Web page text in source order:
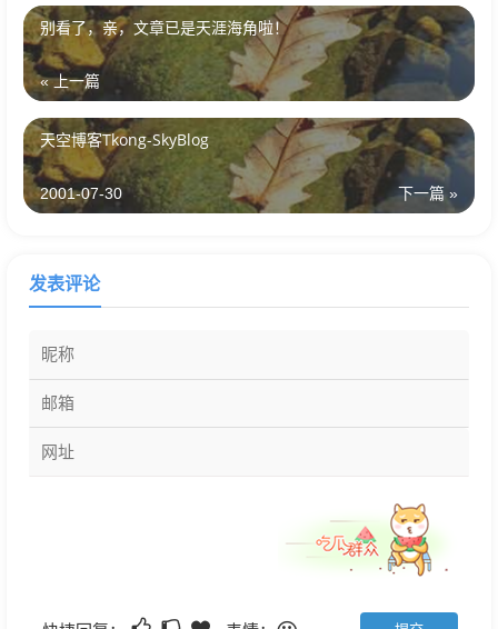
别看了，亲，文章已是天涯海角啦！
« 上一篇
天空博客Tkong-SkyBlog
下一篇 »
2001-07-30
发表评论